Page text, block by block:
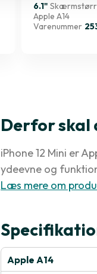
6.1"
Apple A14
Varenummer
Derfor skal
iPhone 12 Mini er
ydeevne og
Læs mere om
Apple A14